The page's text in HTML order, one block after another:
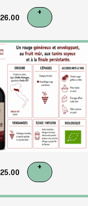
26.00
+
25.00
+